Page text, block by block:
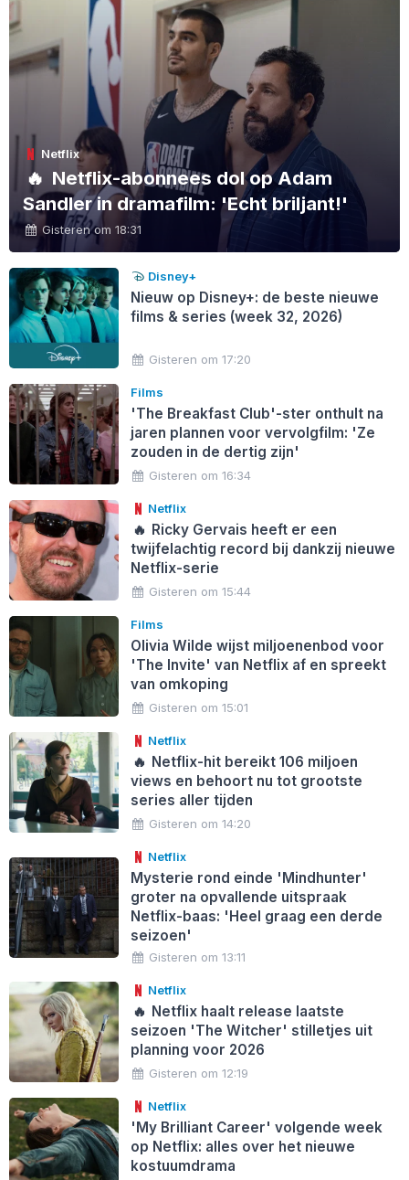
Netflix
🔥 Netflix-abonnees dol op Adam
Sandler in dramafilm: 'Echt briljant!'
Gisteren om 18:31
Disney+
Nieuw op Disney+: de beste nieuwe
films & series (week 32, 2026)
Gisteren om 17:20
Films
'The Breakfast Club'-ster onthult na
jaren plannen voor vervolgfilm: 'Ze
zouden in de dertig zijn'
Gisteren om 16:34
Netflix
🔥 Ricky Gervais heeft er een
twijfelachtig record bij dankzij nieuwe
Netflix-serie
Gisteren om 15:44
Films
Olivia Wilde wijst miljoenenbod voor
'The Invite' van Netflix af en spreekt
van omkoping
Gisteren om 15:01
Netflix
🔥 Netflix-hit bereikt 106 miljoen
views en behoort nu tot grootste
series aller tijden
Gisteren om 14:20
Netflix
Mysterie rond einde 'Mindhunter'
groter na opvallende uitspraak
Netflix-baas: 'Heel graag een derde
seizoen'
Gisteren om 13:11
Netflix
🔥 Netflix haalt release laatste
seizoen 'The Witcher' stilletjes uit
planning voor 2026
Gisteren om 12:19
Netflix
'My Brilliant Career' volgende week
op Netflix: alles over het nieuwe
kostuumdrama